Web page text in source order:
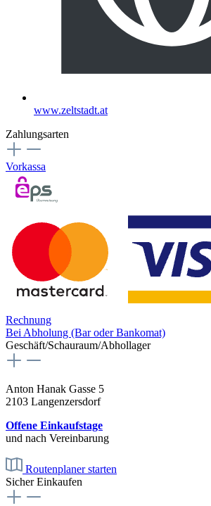
www.zeltstadt.at
Zahlungsarten
Vorkassa
Rechnung
Bei Abholung (Bar oder Bankomat)
Geschäft/Schauraum/Abhollager
Anton Hanak Gasse 5
2103 Langenzersdorf
Offene Einkaufstage
und nach Vereinbarung
Routenplaner starten
Sicher Einkaufen